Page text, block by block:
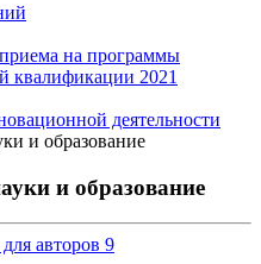
на программы
квалификации 2021
деятельности
и образование
и образование
авторов 9